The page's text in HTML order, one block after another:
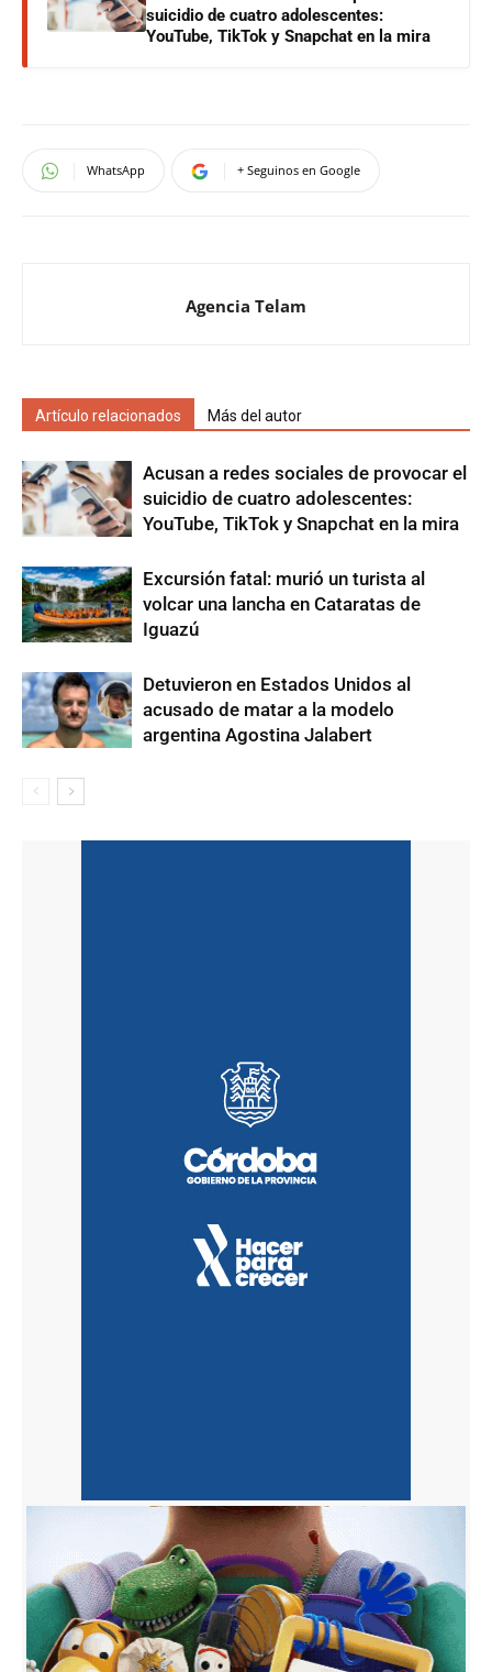
suicidio de cuatro adolescentes:
YouTube, TikTok y Snapchat en la mira
WhatsApp + Seguinos en Google
Agencia Telam
Artículo relacionados Más del autor
Acusan a redes sociales de provocar el
suicidio de cuatro adolescentes:
YouTube, TikTok y Snapchat en la mira
Excursión fatal: murió un turista al
volcar una lancha en Cataratas de
Iguazú
Detuvieron en Estados Unidos al
acusado de matar a la modelo
argentina Agostina Jalabert